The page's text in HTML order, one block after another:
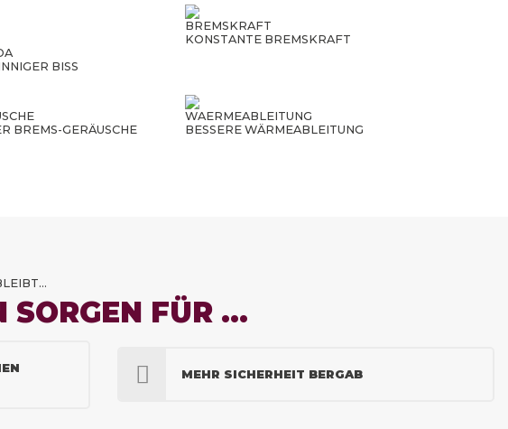
BISS
KONSTANTE BREMSKRAFT
BREMS-GERÄUSCHE BESSERE WÄRMEABLEITUNG
SORGEN FÜR …
MEHR SICHERHEIT BERGAB